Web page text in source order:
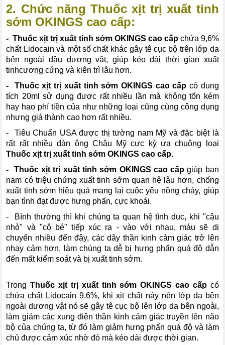
2. Chức năng Thuốc xịt trị xuất tinh
sớm OKINGS cao cấp:
- Thuốc xịt trị xuất tinh sớm OKINGS cao cấpchứa 9,6%
chất Lidocain và một số chất khác gây tê cục bộ trên lớp da
bên ngoài đầu dương vật, giúp kéo dài thời gian xuất
tinhcương cứng và kiên trì lâu hơn.
- Thuốc xịt trị xuất tinh sớm OKINGS cao cấp có dung
tích 20ml sử dụng được rất nhiều lần mà không tốn kém
hay hao phí tiền của như những loại cũng cùng công dụng
nhưng giá thành cao hơn rất nhiều.
- Tiêu Chuẩn USA được thị tường nam Mỹ và đặc biệt là
rất rất nhiều đàn ông Châu Mỹ cực kỳ ưa chuộng loại
Thuốc xịt trị xuất tinh sớm OKINGS cao cấp.
- Thuốc xịt trị xuất tinh sớm OKINGS cao cấp giúp bạn
nam có triệu chứng xuất tinh sớm quan hệ lâu hơn, chống
xuất tinh sớm hiệu quả mang lại cuộc yêu nồng cháy, giúp
bạn tình đạt được hưng phấn, cực khoái.
- Bình thường thì khi chúng ta quan hệ tình dục, khi "cậu
nhỏ" và "cô bé" tiếp xúc ra - vào với nhau, máu sẽ di
chuyển nhiều đến đây, các dây thần kinh cảm giác trở lên
nhạy cảm hơn, làm chúng ta dễ bị hưng phấn quá độ dẫn
đến mất kiểm soát và bị xuất tinh sớm.
TrongThuốc xịt trị xuất tinh sớm OKINGS cao cấpcó
chứa chất Lidocain 9,6%, khi xịt chất này nên lớp da bên
ngoài dương vật nó sẽ gây tê cục bộ lên lớp da bên ngoài,
làm giảm các xung điện thần kinh cảm giác truyền lên não
bộ của chúng ta, từ đó làm giảm hưng phấn quá độ và làm
chủ được cảm xúc nhờ đó mà kéo dài được thời gian.